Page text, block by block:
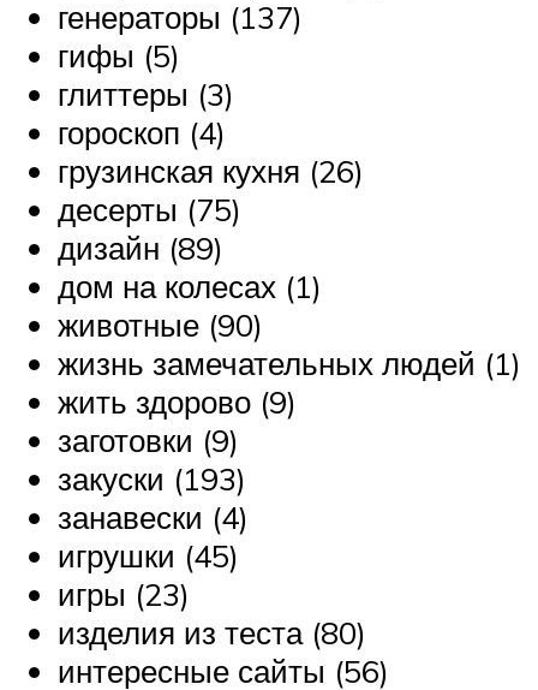
генераторы (137)
гифы (5)
глиттеры (3)
гороскоп (4)
грузинская кухня (26)
десерты (75)
дизайн (89)
дом на колесах (1)
животные (90)
жизнь замечательных людей (1)
жить здорово (9)
заготовки (9)
закуски (193)
занавески (4)
игрушки (45)
игры (23)
изделия из теста (80)
интересные сайты (56)